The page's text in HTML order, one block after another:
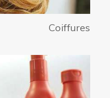
Coiffures